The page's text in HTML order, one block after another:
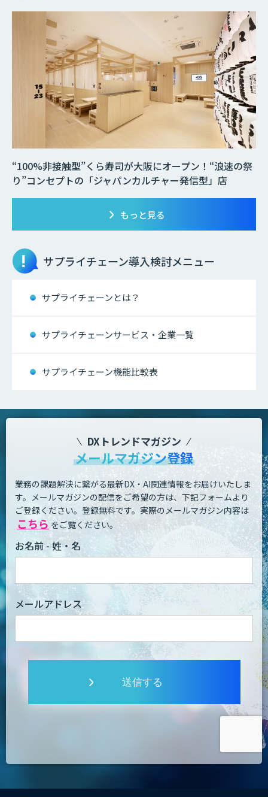
“100%非接触型”くら寿司が大阪にオープン！“浪速の祭
り”コンセプトの「ジャパンカルチャー発信型」店
もっと見る
サプライチェーン導入検討メニュー
サプライチェーンとは？
サプライチェーンサービス・企業一覧
サプライチェーン機能比較表
DXトレンドマガジン
メールマガジン登録
業務の課題解決に繋がる最新DX・AI関連情報をお届けいたしま
す。 メールマガジンの配信をご希望の方は、下記フォームより
ご登録ください。登録無料です。 実際のメールマガジン内容は
こちら をご覧ください。
お名前 - 姓・名
メールアドレス
送信する